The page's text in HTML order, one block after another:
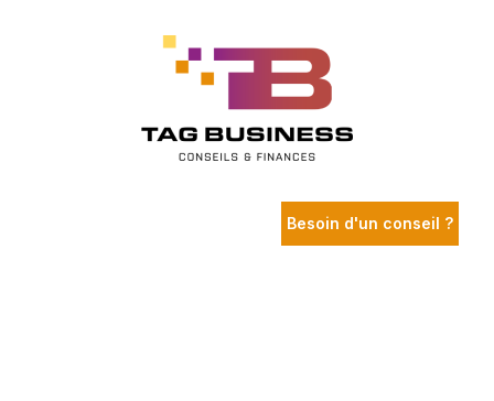
Besoin d'un conseil ?